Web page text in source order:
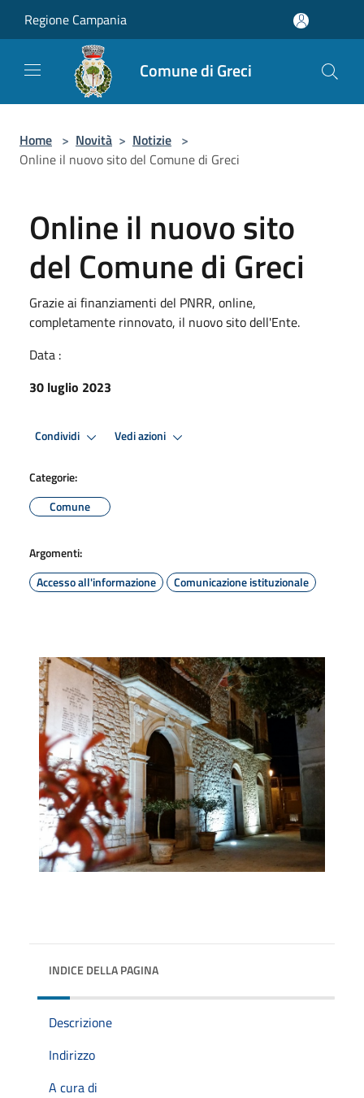
Regione Campania
Comune di Greci
Home > Novità > Notizie >
Online il nuovo sito del Comune di Greci
Online il nuovo sito
del Comune di Greci
Grazie ai finanziamenti del PNRR, online,
completamente rinnovato, il nuovo sito dell'Ente.
Data :
30 luglio 2023
Condividi Vedi azioni
Categorie:
Comune
Argomenti:
Accesso all'informazione
Comunicazione istituzionale
INDICE DELLA PAGINA
Descrizione
Indirizzo
A cura di